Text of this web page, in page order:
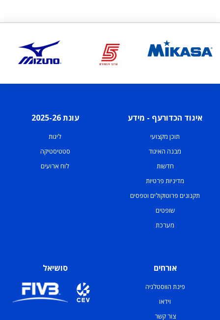
איגוד הכדורעף - מידע
תוכן מקצועי
מבנה האיגוד
חדשות
מדיניות פרטיות
תקנונים פרוטוקולים וטפסים
שופטים
מערכת
עונת 2025-26
ליגות
סטטיסטיקה
לוח ארועים
אורחים
פינת הווסטלגיה
וידאו
צור קשר
סושיאל